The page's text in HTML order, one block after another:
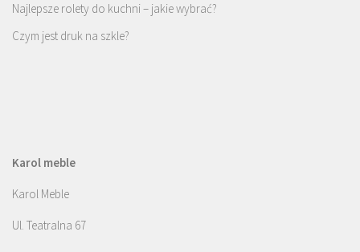
Najlepsze rolety do kuchni – jakie wybrać?
Czym jest druk na szkle?
Karol meble
Karol Meble
Ul. Teatralna 67